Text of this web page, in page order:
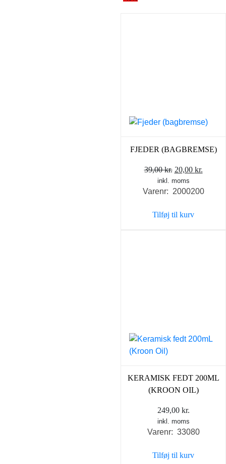
FJEDER (BAGBREMSE)
39,00kr. Den
oprindelige
pris
39,00 kr..
20,00 kr.
pris
inkl. moms
Varenr: 2000200
Tilføj til kurv
KERAMISK FEDT 200ML
(KROON OIL)
249,00 kr.
inkl. moms
Varenr: 33080
Tilføj til kurv